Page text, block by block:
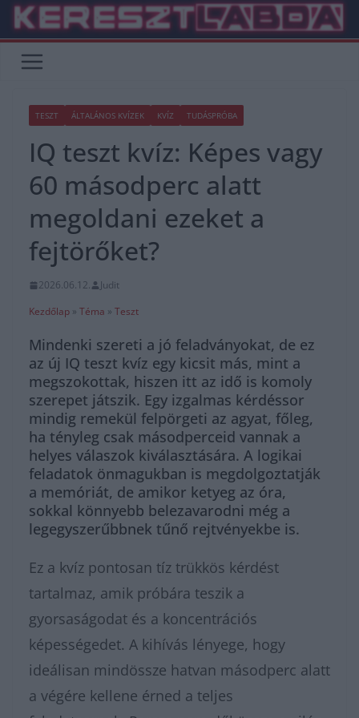
Skip
content
TESZT ÁLTALÁNOS KVÍZEK KVÍZ TUDÁSPRÓBA
IQ teszt kvíz: Képes vagy
60 másodperc alatt
megoldani ezeket a
fejtörőket?
2026.06.12.
Judit
Kezdőlap » Téma » Teszt
Mindenki szereti a jó feladványokat, de ez
az új IQ teszt kvíz egy kicsit más, mint a
megszokottak, hiszen itt az idő is komoly
szerepet játszik. Egy izgalmas kérdéssor
mindig remekül felpörgeti az agyat, főleg,
ha tényleg csak másodperceid vannak a
helyes válaszok kiválasztására. A logikai
feladatok önmagukban is megdolgoztatják
a memóriát, de amikor ketyeg az óra,
sokkal könnyebb belezavarodni még a
legegyszerűbbnek tűnő rejtvényekbe is.
Ez a kvíz pontosan tíz trükkös kérdést
tartalmaz, amik próbára teszik a
gyorsaságodat és a koncentrációs
képességedet. A kihívás lényege, hogy
ideálisan mindössze hatvan másodperc alatt
a végére kellene érned a teljes